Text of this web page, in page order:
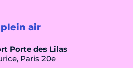
air
Porte des Lilas
Paris 20e